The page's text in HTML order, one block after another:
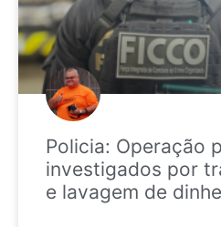
Policia: Operação
investigados por
e lavagem de